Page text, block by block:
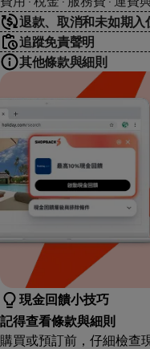
退款、取消和未如期入
追蹤免責聲明
其他條款與細則
現金回饋小技巧
記得查看條款與細則
購買或預訂前，仔細檢查